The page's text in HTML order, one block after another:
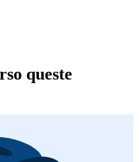
queste